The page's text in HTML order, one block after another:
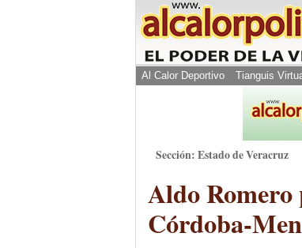
Al Calor Deportivo Tianguis
Sección: Estado de Veracruz
Aldo Romero
Córdoba-